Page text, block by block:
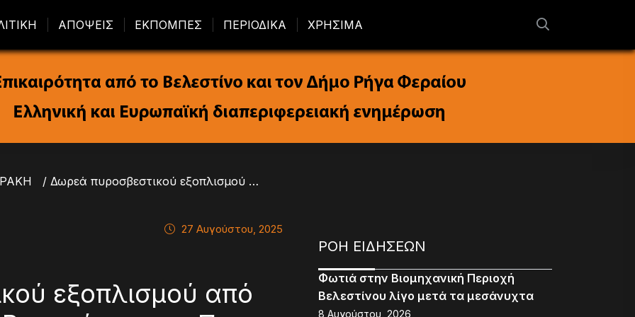
ΑΠΟΨΕΙΣ ΕΚΠΟΜΠΕΣ ΠΕΡΙΟΔΙΚΑ ΧΡΗΣΙΜΑ
/ Δωρεά πυροσβεστικού εξοπλισμού από την ομογένεια της Βαυαρίας στην Περιφ. Αν. Μακεδονίας και Θράκης
27 Αυγούστου, 2025
εξοπλισμού από
ΡΟΗ ΕΙΔΗΣΕΩΝ
Φωτιά στην Βιομηχανική Περιοχή
Βελεστίνου λίγο μετά τα μεσάνυχτα
8 Αυγούστου, 2026